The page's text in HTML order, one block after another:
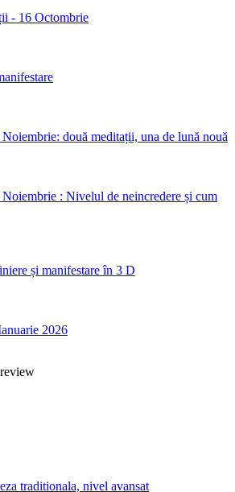
- 16 Octombrie
două meditații, una de lună nouă
: Nivelul de neincredere și cum
și manifestare în 3 D
2026